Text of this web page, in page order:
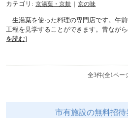
カテゴリ
京湯葉・京麸 京の味
生湯葉を使った料理の専門店です。午
工程を見学することができます。昔なが
を読む]
全3件(全1ペー
市有施設の無料招待